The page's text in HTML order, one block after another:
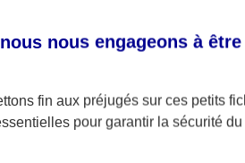
nous nous engageons à
fin aux préjugés sur ces petits
pour garantir la sécurité